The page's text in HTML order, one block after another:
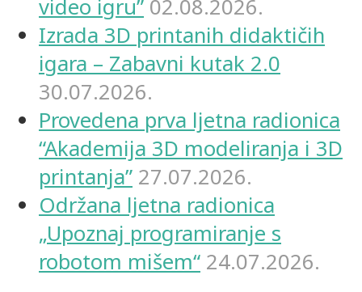
video igru” 02.08.2026.
Izrada 3D printanih didaktičih
igara – Zabavni kutak 2.0
30.07.2026.
Provedena prva ljetna radionica
“Akademija 3D modeliranja i 3D
printanja” 27.07.2026.
Održana ljetna radionica
„Upoznaj programiranje s
robotom mišem“ 24.07.2026.